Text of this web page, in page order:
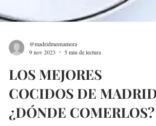
9 nov 2023
5 min de lectura
LOS MEJORES
COCIDOS DE MADRID,